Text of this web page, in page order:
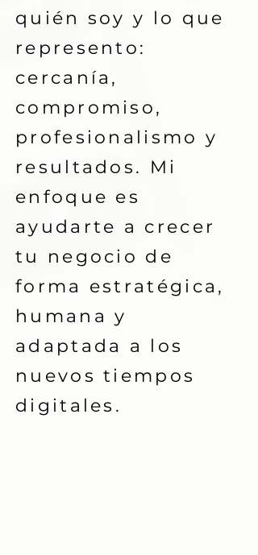
quién soy y lo que
represento:
cercanía,
compromiso,
profesionalismo y
resultados. Mi
enfoque es
ayudarte a crecer
tu negocio de
forma estratégica,
humana y
adaptada a los
nuevos tiempos
digitales.